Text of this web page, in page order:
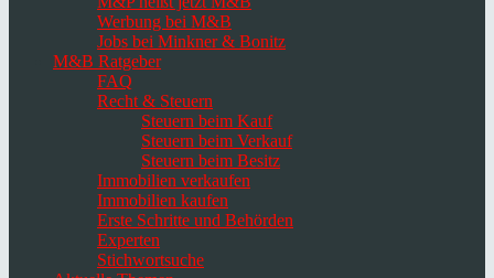
Werbung bei M&B
Jobs bei Minkner & Bonitz
M&B Ratgeber
FAQ
Recht & Steuern
Steuern beim Kauf
Steuern beim Verkauf
Steuern beim Besitz
Immobilien verkaufen
Immobilien kaufen
Erste Schritte und Behörden
Experten
Stichwortsuche